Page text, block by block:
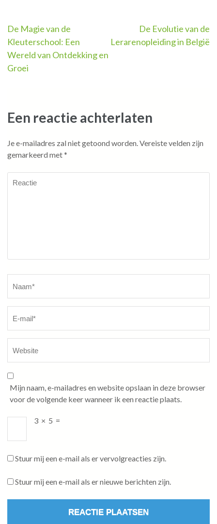
Berichtnavigatie
De Magie van de
Kleuterschool: Een
Wereld van Ontdekking en
Groei
De Evolutie van de
Lerarenopleiding in België
Een reactie achterlaten
Je e-mailadres zal niet getoond worden.Vereiste velden zijn
gemarkeerd met*
Mijn naam, e-mailadres en website opslaan in deze browser
voor de volgende keer wanneer ik een reactie plaats.
3 × 5 =
Stuur mij een e-mail als er vervolgreacties zijn.
Stuur mij een e-mail als er nieuwe berichten zijn.